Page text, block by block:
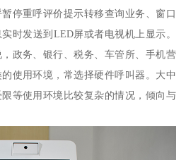
停重呼评价提示转移查询业务、窗口
时发送到LED屏或者电视机上显示。
政务、银行、税务、车管所、手机营
使用环境，常选择硬件呼叫器。大中
等使用环境比较复杂的情况，倾向与